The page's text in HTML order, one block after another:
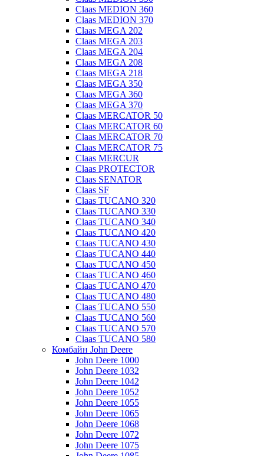
Claas MEDION 360
Claas MEDION 370
Claas MEGA 202
Claas MEGA 203
Claas MEGA 204
Claas MEGA 208
Claas MEGA 218
Claas MEGA 350
Claas MEGA 360
Claas MEGA 370
Claas MERCATOR 50
Claas MERCATOR 60
Claas MERCATOR 70
Claas MERCATOR 75
Claas MERCUR
Claas PROTECTOR
Claas SENATOR
Claas SF
Claas TUCANO 320
Claas TUCANO 330
Claas TUCANO 340
Claas TUCANO 420
Claas TUCANO 430
Claas TUCANO 440
Claas TUCANO 450
Claas TUCANO 460
Claas TUCANO 470
Claas TUCANO 480
Claas TUCANO 550
Claas TUCANO 560
Claas TUCANO 570
Claas TUCANO 580
Комбайн John Deere
John Deere 1000
John Deere 1032
John Deere 1042
John Deere 1052
John Deere 1055
John Deere 1065
John Deere 1068
John Deere 1072
John Deere 1075